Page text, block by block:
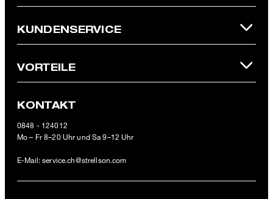
* Pflichtfeld
*Der CHF 15 Gutschein ist einmalig ab einem Mindestbestellwert
von CHF 150 (Wert nach Abzug von Retouren/Warenrückgaben)
KUNDENSERVICE
VORTEILE
KONTAKT
0848 - 124012
Mo – Fr 8–20 Uhr und Sa 9–12 Uhr
E-Mail:service.ch@strellson.com